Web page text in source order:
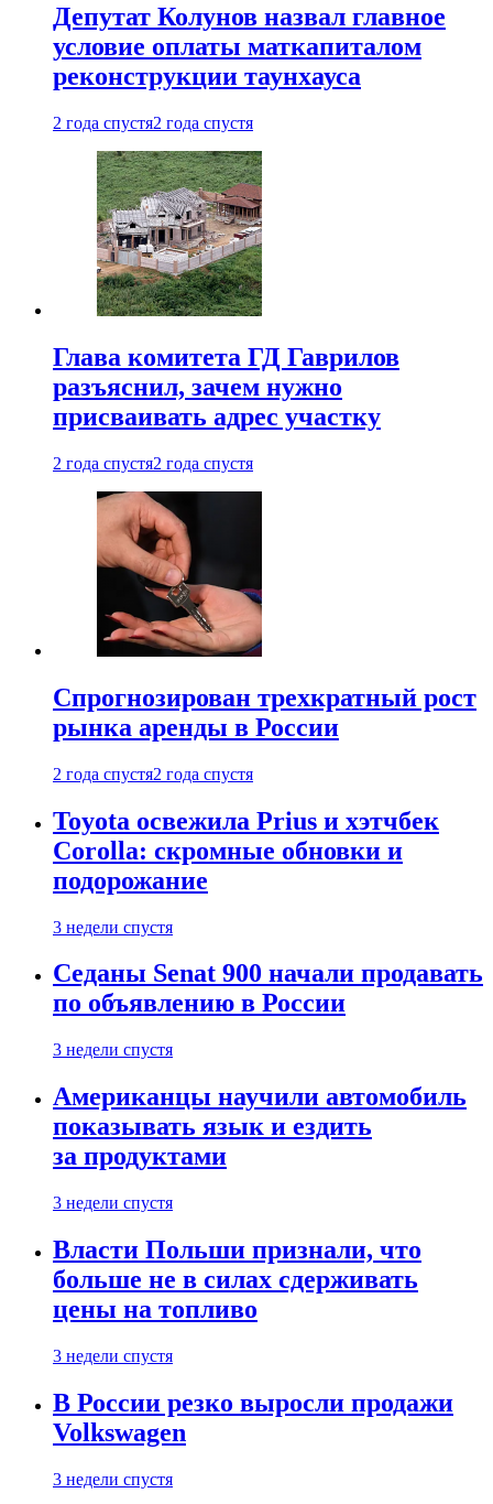
Депутат Колунов назвал главное
условие оплаты маткапиталом
реконструкции таунхауса
2 года спустя2 года спустя
Глава комитета ГД Гаврилов
разъяснил, зачем нужно
присваивать адрес участку
2 года спустя2 года спустя
Спрогнозирован трехкратный рост
рынка аренды в России
2 года спустя2 года спустя
Toyota освежила Prius и хэтчбек
Corolla: скромные обновки и
подорожание
3 недели спустя
Седаны Senat 900 начали продавать
по объявлению в России
3 недели спустя
Американцы научили автомобиль
показывать язык и ездить
за продуктами
3 недели спустя
Власти Польши признали, что
больше не в силах сдерживать
цены на топливо
3 недели спустя
В России резко выросли продажи
Volkswagen
3 недели спустя